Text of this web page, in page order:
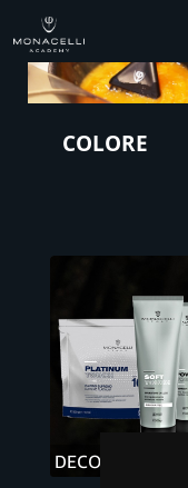
COLORE
DECO